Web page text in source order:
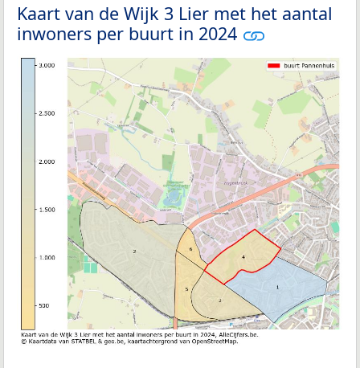
Kaart van de Wijk 3 Lier met het aantal
inwoners per buurt in 2024